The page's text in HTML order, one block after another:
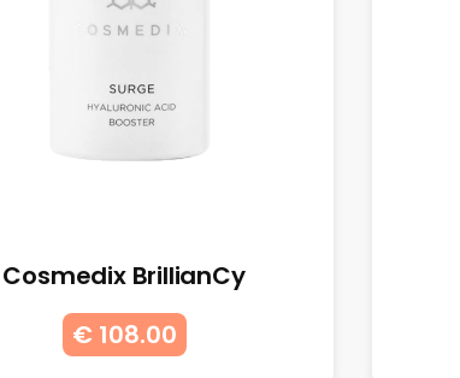
Cosmedix BrillianCy
€ 108.00